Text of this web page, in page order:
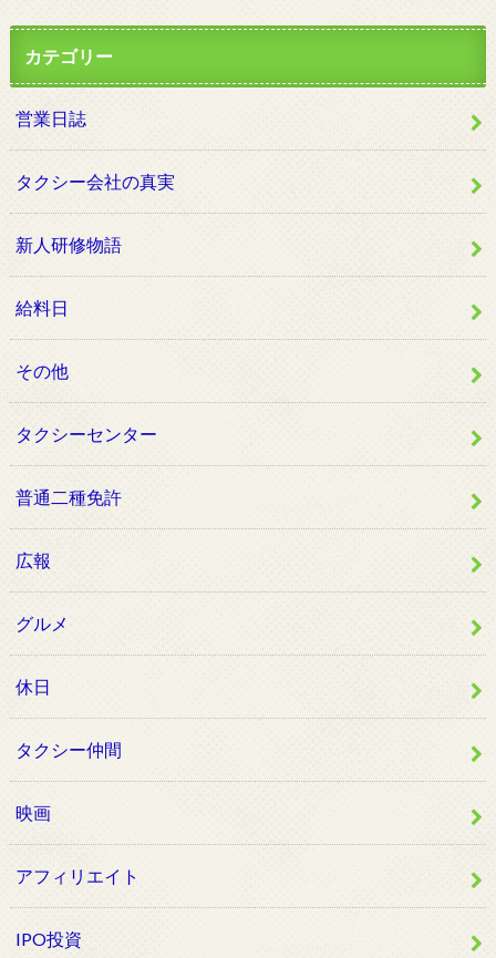
カテゴリー
営業日誌
タクシー会社の真実
新人研修物語
給料日
その他
タクシーセンター
普通二種免許
広報
グルメ
休日
タクシー仲間
映画
アフィリエイト
IPO投資